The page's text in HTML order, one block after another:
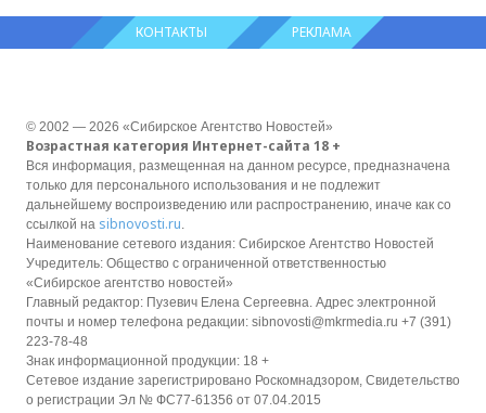
КОНТАКТЫ РЕКЛАМА
© 2002 — 2026 «Сибирское Агентство Новостей»
Возрастная категория Интернет-сайта 18 +
Вся информация, размещенная на данном ресурсе, предназначена
только для персонального использования и не подлежит
дальнейшему воспроизведению или распространению, иначе как со
ссылкой на sibnovosti.ru.
Наименование сетевого издания: Сибирское Агентство Новостей
Учредитель: Общество с ограниченной ответственностью
«Сибирское агентство новостей»
Главный редактор: Пузевич Елена Сергеевна. Адрес электронной
почты и номер телефона редакции: sibnovosti@mkrmedia.ru +7 (391)
223-78-48
Знак информационной продукции: 18 +
Сетевое издание зарегистрировано Роскомнадзором, Свидетельство
о регистрации Эл № ФС77-61356 от 07.04.2015